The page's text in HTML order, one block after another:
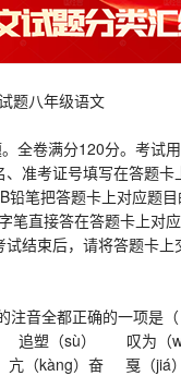
题八年级语文
卷满分120分。考试用
考证号填写在答题卡
把答题卡上对应题目
直接答在答题卡上对应
束后，请将答题卡上
音全都正确的一项是（
塑（sù） 叹为（
（kàng）奋 戛（jiá